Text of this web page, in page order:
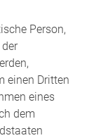
Person,
einen Dritten
eines
dem